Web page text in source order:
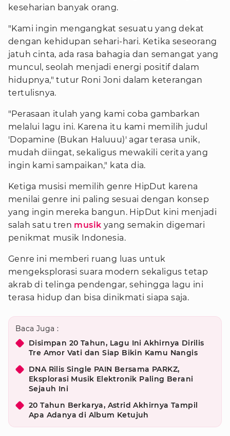
keseharian banyak orang.
"Kami ingin mengangkat sesuatu yang dekat
dengan kehidupan sehari-hari. Ketika seseorang
jatuh cinta, ada rasa bahagia dan semangat yang
muncul, seolah menjadi energi positif dalam
hidupnya," tutur Roni Joni dalam keterangan
tertulisnya.
"Perasaan itulah yang kami coba gambarkan
melalui lagu ini. Karena itu kami memilih judul
'Dopamine (Bukan Haluuu)' agar terasa unik,
mudah diingat, sekaligus mewakili cerita yang
ingin kami sampaikan," kata dia.
Ketiga musisi memilih genre HipDut karena
menilai genre ini paling sesuai dengan konsep
yang ingin mereka bangun. HipDut kini menjadi
salah satu tren musik yang semakin digemari
penikmat musik Indonesia.
Genre ini memberi ruang luas untuk
mengeksplorasi suara modern sekaligus tetap
akrab di telinga pendengar, sehingga lagu ini
terasa hidup dan bisa dinikmati siapa saja.
Baca Juga :
Disimpan 20 Tahun, Lagu Ini Akhirnya Dirilis
Tre Amor Vati dan Siap Bikin Kamu Nangis
DNA Rilis Single PAIN Bersama PARKZ,
Eksplorasi Musik Elektronik Paling Berani
Sejauh Ini
20 Tahun Berkarya, Astrid Akhirnya Tampil
Apa Adanya di Album Ketujuh